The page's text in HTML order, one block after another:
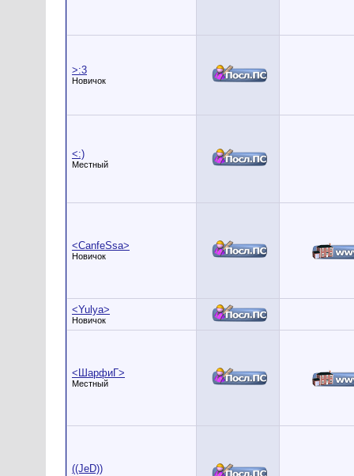
>:3
Новичок
<:)
Местный
<CanfeSsa>
Новичок
<Yulya>
Новичок
<ШарфиГ>
Местный
((JeD))